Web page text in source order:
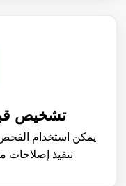
تشخيص
يمكن استخدام
تنفيذ إصلاحات